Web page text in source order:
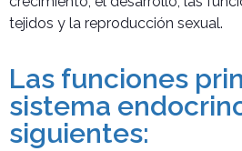
tejidos y la reproducción sexual.
Las funciones
sistema
siguientes: